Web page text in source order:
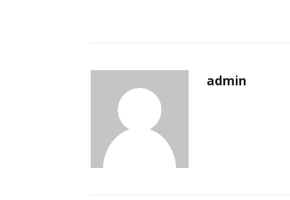
admin